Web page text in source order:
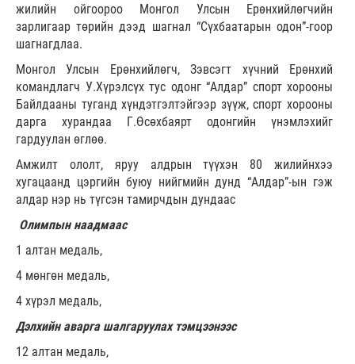
жилийн ойгоороо Монгол Улсын Ерөнхийлөгчийн
зарлигаар төрийн дээд шагнал “Сүхбаатарын одон”-гоор
шагнагдлаа.
Монгол Улсын Ерөнхийлөгч, Зэвсэгт хүчний Ерөнхий
командлагч У.Хүрэлсүх тус одонг “Алдар” спорт хорооны
Байлдааны туганд хүндэтгэлтэйгээр зүүж, спорт хорооны
дарга хурандаа Г.Өсөхбаярт одонгийн үнэмлэхийг
гардуулан өглөө.
Амжилт ололт, яруу алдрын түүхэн 80 жилийнхээ
хугацаанд цэргийн буюу нийгмийн дунд “Алдар”-ын гэж
алдар нэр нь түгсэн тамирчдын дундаас
Олимпын наадмаас
1 алтан медаль,
4 мөнгөн медаль,
4 хүрэл медаль,
Дэлхийн аварга шалгаруулах тэмцээнээс
12 алтан медаль,